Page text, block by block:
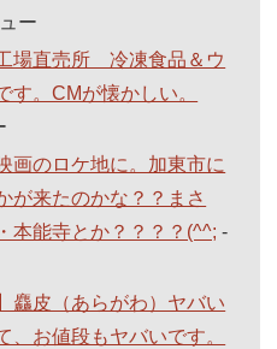
ー
場直売所 冷凍食品＆ウ
す。CMが懐かしい。
画のロケ地に。加東市に
が来たのかな？？まさ
本能寺とか？？？？(^^; -
麤皮（あらがわ）ヤバい
、お値段もヤバいです。